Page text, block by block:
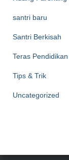
santri baru
Santri Berkisah
Teras Pendidikan
Tips & Trik
Uncategorized